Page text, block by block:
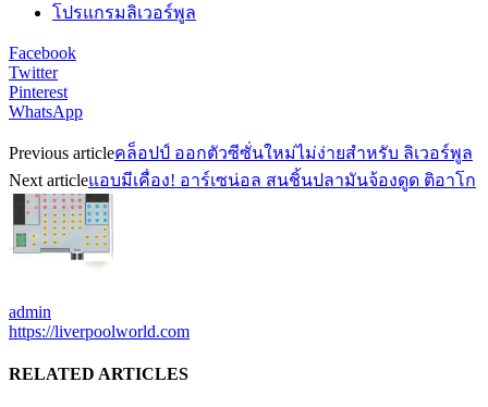
โปรแกรมลิเวอร์พูล
Facebook
Twitter
Pinterest
WhatsApp
Previous articleคล็อปป์ ออกตัวซีซั่นใหม่ไม่ง่ายสำหรับ ลิเวอร์พูล
Next articleแอบมีเคื่อง! อาร์เซน่อล สนชิ้นปลามันจ้องดูด ติอาโก
admin
https://liverpoolworld.com
RELATED ARTICLES